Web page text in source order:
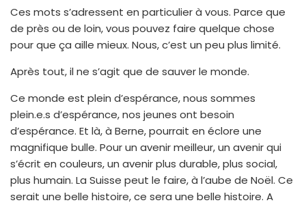
Ces mots s’adressent en particulier à vous. Parce que
de près ou de loin, vous pouvez faire quelque chose
pour que ça aille mieux. Nous, c’est un peu plus limité.
Après tout, il ne s’agit que de sauver le monde.
Ce monde est plein d’espérance, nous sommes
plein.e.s d’espérance, nos jeunes ont besoin
d’espérance. Et là, à Berne, pourrait en éclore une
magnifique bulle. Pour un avenir meilleur, un avenir qui
s’écrit en couleurs, un avenir plus durable, plus social,
plus humain. La Suisse peut le faire, à l’aube de Noël. Ce
serait une belle histoire, ce sera une belle histoire. A